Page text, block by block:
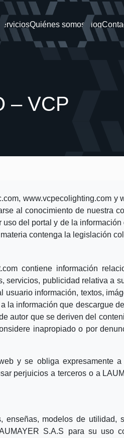
Quiénes somos Blog
– VCP
, www.vcpecolighting.comy
al conocimiento de nuestra
del portal y de la
contenga la legislación
contiene información
publicidad relativa a
información, textos,
la información que descargue
autor que se deriven del
inapropiado o por
y se obliga
perjuicios a terceros o a
modelos de utilidad,
S.A.S para su uso